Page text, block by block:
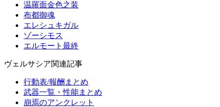
温羅面金色之装
布都御魂
エレシュキガル
ゾーシモス
エルモート最終
ヴェルサシア関連記事
行動表/報酬まとめ
武器一覧・性能まとめ
崩焉のアンクレット